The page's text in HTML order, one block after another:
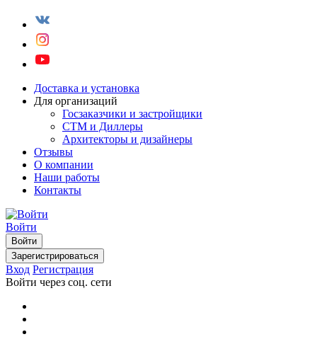
Доставка и установка
Для организаций
Госзаказчики и застройщики
СТМ и Диллеры
Архитекторы и дизайнеры
Отзывы
О компании
Наши работы
Контакты
Войти
Войти
Зарегистрироваться
Вход Регистрация
Войти через соц. сети